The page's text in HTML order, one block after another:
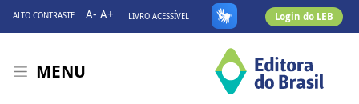
ALTO CONTRASTE A- A+ LIVRO ACESSÍVEL Login do LEB
MENU